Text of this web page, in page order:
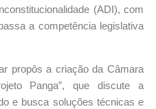
(ADI), com
a competência legislativa
propôs a criação da Câmara
Panga”, que discute a
e busca soluções técnicas e